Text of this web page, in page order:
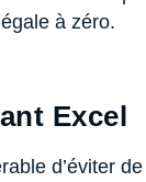
à zéro.
Excel
d’éviter